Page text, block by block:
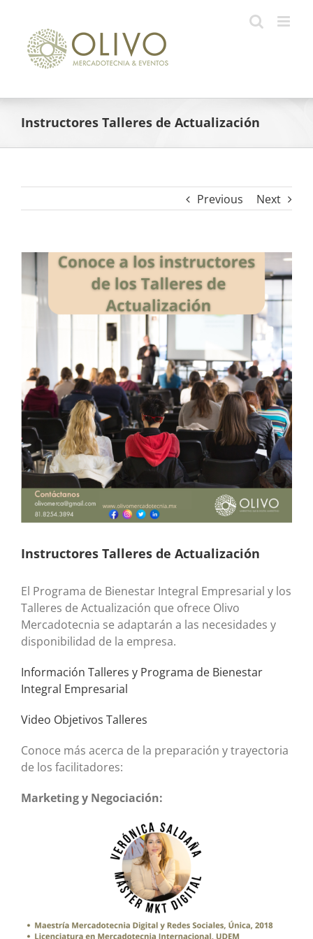
content
Instructores Talleres de Actualización
Previous Next
View
Larger
Image
Instructores Talleres de Actualización
El Programa de Bienestar Integral Empresarial y los
Talleres de Actualización que ofrece Olivo
Mercadotecnia se adaptarán a las necesidades y
disponibilidad de la empresa.
Información Talleres y Programa de Bienestar
Integral Empresarial
Video Objetivos Talleres
Conoce más acerca de la preparación y trayectoria
de los facilitadores:
Marketing y Negociación: